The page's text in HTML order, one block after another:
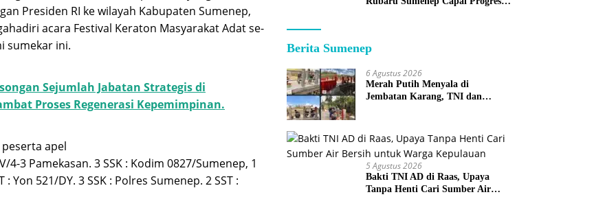
Presiden RI ke wilayah Kabupaten Sumenep,
acara Festival Keraton Masyarakat Adat se-
sumekar ini.
Sejumlah Jabatan Strategis di
Proses Regenerasi Kepemimpinan.
apel
4-3 Pamekasan. 3 SSK : Kodim 0827/Sumenep, 1
: Yon 521/DY. 3 SSK : Polres Sumenep. 2 SST :
Berita Sumenep
6 Agustus 2026
Merah Putih Menyala di
Jembatan Karang, TNI dan
5 Agustus 2026
Bakti TNI AD di Raas, Upaya
Tanpa Henti Cari Sumber Air